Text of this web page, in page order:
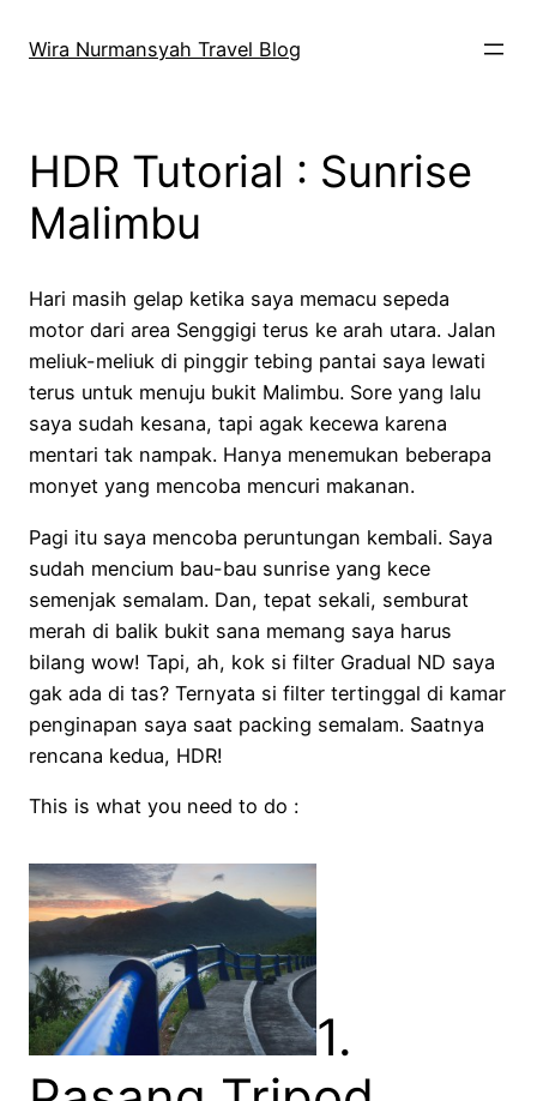
Wira Nurmansyah Travel Blog
HDR Tutorial : Sunrise
Malimbu
Hari masih gelap ketika saya memacu sepeda
motor dari area Senggigi terus ke arah utara. Jalan
meliuk-meliuk di pinggir tebing pantai saya lewati
terus untuk menuju bukit Malimbu. Sore yang lalu
saya sudah kesana, tapi agak kecewa karena
mentari tak nampak. Hanya menemukan beberapa
monyet yang mencoba mencuri makanan.
Pagi itu saya mencoba peruntungan kembali. Saya
sudah mencium bau-bau sunrise yang kece
semenjak semalam. Dan, tepat sekali, semburat
merah di balik bukit sana memang saya harus
bilang wow! Tapi, ah, kok si filter Gradual ND saya
gak ada di tas? Ternyata si filter tertinggal di kamar
penginapan saya saat packing semalam. Saatnya
rencana kedua, HDR!
This is what you need to do :
1.